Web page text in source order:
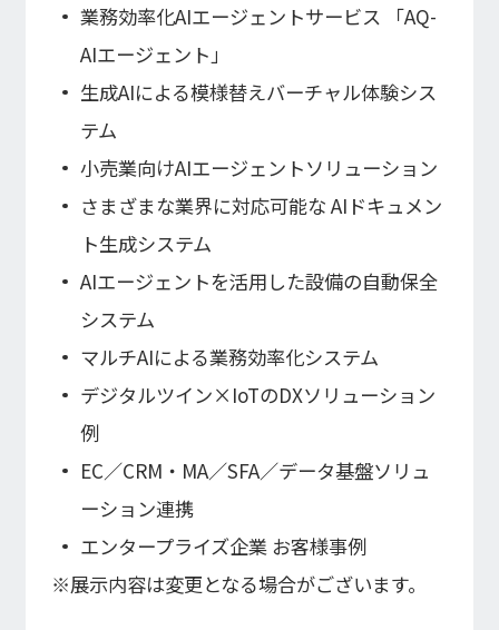
アプリケーション／システム
マルチクラウド導入
データ基盤
パートナー
クラウド
セキュリティ
EC / MA・CRM / CMS
データ基盤 / ETL
CAD / 3D・BIM / CIM
ERP
キャッシュ・フローの状況
IRライブラリ
IRライブラリ一覧
決算短信
決算説明資料
有価証券報告等法定開示資料
適時開示情報
株式情報
株式基本情報
株価情報
その他IR情報
IRカレンダー
業務効率化AIエージェントサービス 「AQ-
AIエージェント」
生成AIによる模様替えバーチャル体験シス
テム
小売業向けAIエージェントソリューション
さまざまな業界に対応可能な AIドキュメン
ト生成システム
AIエージェントを活用した設備の自動保全
システム
マルチAIによる業務効率化システム
デジタルツイン×IoTのDXソリューション
例
EC／CRM・MA／SFA／データ基盤ソリュ
ーション連携
エンタープライズ企業 お客様事例
※展示内容は変更となる場合がございます。